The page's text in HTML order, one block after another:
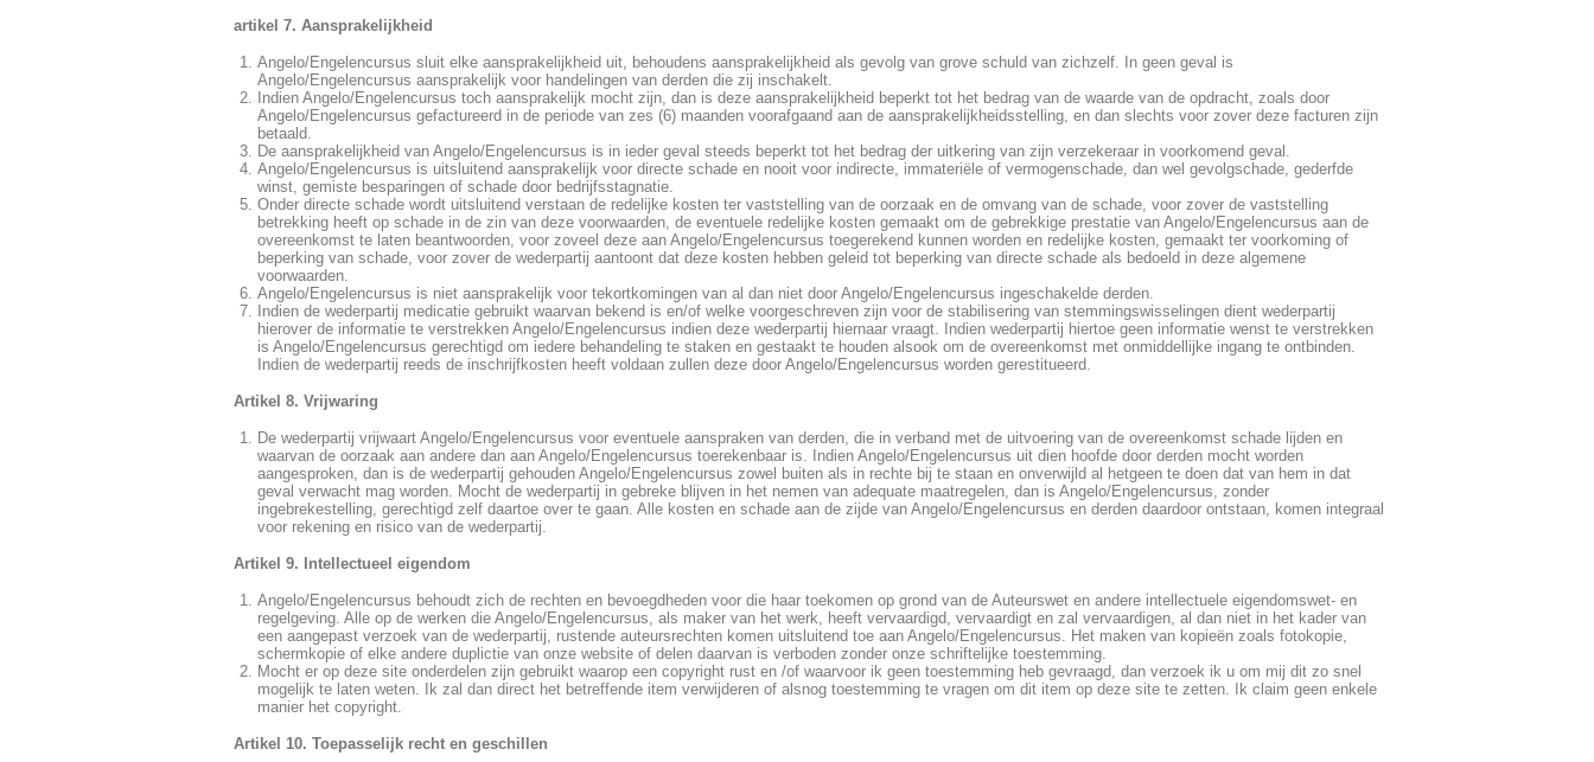
artikel 7. Aansprakelijkheid
Angelo/Engelencursus sluit elke aansprakelijkheid uit, behoudens aansprakelijkheid als gevolg van grove schuld van zichzelf. In geen geval is
Angelo/Engelencursus aansprakelijk voor handelingen van derden die zij inschakelt.
Indien Angelo/Engelencursus toch aansprakelijk mocht zijn, dan is deze aansprakelijkheid beperkt tot het bedrag van de waarde van de opdracht, zoals door
Angelo/Engelencursus gefactureerd in de periode van zes (6) maanden voorafgaand aan de aansprakelijkheidsstelling, en dan slechts voor zover deze facturen zijn
betaald.
De aansprakelijkheid van Angelo/Engelencursus is in ieder geval steeds beperkt tot het bedrag der uitkering van zijn verzekeraar in voorkomend geval.
Angelo/Engelencursus is uitsluitend aansprakelijk voor directe schade en nooit voor indirecte, immateriële of vermogenschade, dan wel gevolgschade, gederfde
winst, gemiste besparingen of schade door bedrijfsstagnatie.
Onder directe schade wordt uitsluitend verstaan de redelijke kosten ter vaststelling van de oorzaak en de omvang van de schade, voor zover de vaststelling
betrekking heeft op schade in de zin van deze voorwaarden, de eventuele redelijke kosten gemaakt om de gebrekkige prestatie van Angelo/Engelencursus aan de
overeenkomst te laten beantwoorden, voor zoveel deze aan Angelo/Engelencursus toegerekend kunnen worden en redelijke kosten, gemaakt ter voorkoming of
beperking van schade, voor zover de wederpartij aantoont dat deze kosten hebben geleid tot beperking van directe schade als bedoeld in deze algemene
voorwaarden.
Angelo/Engelencursus is niet aansprakelijk voor tekortkomingen van al dan niet door Angelo/Engelencursus ingeschakelde derden.
Indien de wederpartij medicatie gebruikt waarvan bekend is en/of welke voorgeschreven zijn voor de stabilisering van stemmingswisselingen dient wederpartij
hierover de informatie te verstrekken Angelo/Engelencursus indien deze wederpartij hiernaar vraagt. Indien wederpartij hiertoe geen informatie wenst te verstrekken
is Angelo/Engelencursus gerechtigd om iedere behandeling te staken en gestaakt te houden alsook om de overeenkomst met onmiddellijke ingang te ontbinden.
Indien de wederpartij reeds de inschrijfkosten heeft voldaan zullen deze door Angelo/Engelencursus worden gerestitueerd.
Artikel 8. Vrijwaring
De wederpartij vrijwaart Angelo/Engelencursus voor eventuele aanspraken van derden, die in verband met de uitvoering van de overeenkomst schade lijden en
waarvan de oorzaak aan andere dan aan Angelo/Engelencursus toerekenbaar is. Indien Angelo/Engelencursus uit dien hoofde door derden mocht worden
aangesproken, dan is de wederpartij gehouden Angelo/Engelencursus zowel buiten als in rechte bij te staan en onverwijld al hetgeen te doen dat van hem in dat
geval verwacht mag worden. Mocht de wederpartij in gebreke blijven in het nemen van adequate maatregelen, dan is Angelo/Engelencursus, zonder
ingebrekestelling, gerechtigd zelf daartoe over te gaan. Alle kosten en schade aan de zijde van Angelo/Engelencursus en derden daardoor ontstaan, komen integraal
voor rekening en risico van de wederpartij.
Artikel 9. Intellectueel eigendom
Angelo/Engelencursus behoudt zich de rechten en bevoegdheden voor die haar toekomen op grond van de Auteurswet en andere intellectuele eigendomswet- en
regelgeving. Alle op de werken die Angelo/Engelencursus, als maker van het werk, heeft vervaardigd, vervaardigt en zal vervaardigen, al dan niet in het kader van
een aangepast verzoek van de wederpartij, rustende auteursrechten komen uitsluitend toe aan Angelo/Engelencursus. Het maken van kopieën zoals fotokopie,
schermkopie of elke andere duplictie van onze website of delen daarvan is verboden zonder onze schriftelijke toestemming.
Mocht er op deze site onderdelen zijn gebruikt waarop een copyright rust en /of waarvoor ik geen toestemming heb gevraagd, dan verzoek ik u om mij dit zo snel
mogelijk te laten weten. Ik zal dan direct het betreffende item verwijderen of alsnog toestemming te vragen om dit item op deze site te zetten. Ik claim geen enkele
manier het copyright.
Artikel 10. Toepasselijk recht en geschillen